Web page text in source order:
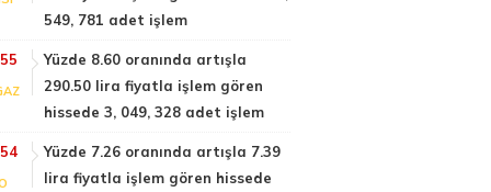
549, 781 adet işlem
Yüzde 8.60 oranında artışla
290.50 lira fiyatla işlem gören
hissede 3, 049, 328 adet işlem
Yüzde 7.26 oranında artışla 7.39
lira fiyatla işlem gören hissede